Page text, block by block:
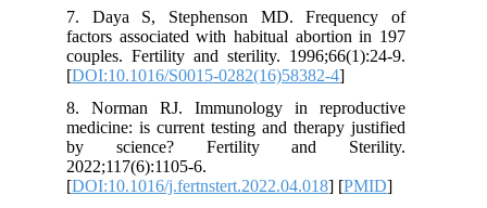
7. Daya S, Stephenson MD. Frequency of
factors associated with habitual abortion in 197
couples. Fertility and sterility. 1996;66(1):24-9.
[DOI:10.1016/S0015-0282(16)58382-4
8. Norman RJ. Immunology in reproductive
medicine: is current testing and therapy justified
by science? Fertility and Sterility.
2022;117(6):1105-6.
[DOI:10.1016/j.fertnstert.2022.04.018] [PMID